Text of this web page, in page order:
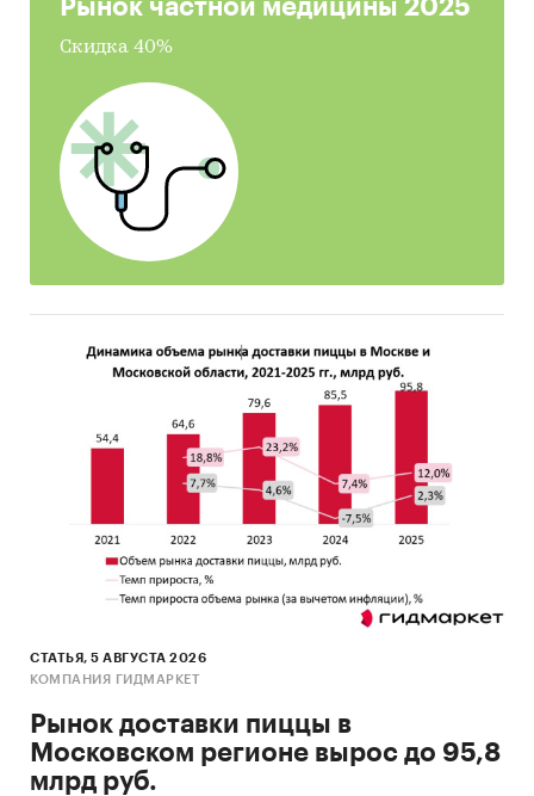
меда
• Рекомендации и выводы
Источники информации
• Базы данных государственных органов
статистики
• Базы данных федеральной налоговой службы
• Открытые источники (сайты, порталы)
• Отчетность эмитентов
• Сайты компаний
• Опросы участников рынка
• Архивы СМИ
• Региональные и федеральные СМИ
• Инсайдерские источники
• Специализированные аналитические
Потребительские товары / ... /
Продукты питания
/ Мед
Россия / Центральный федеральный округ
Москва
Россия / Центральный федеральный округ
Московская область
Рынок частной медицины 2025
Скидка 40%
СТАТЬЯ, 5 АВГУСТА 2026
КОМПАНИЯ ГИДМАРКЕТ
Рынок доставки пиццы в
Московском регионе вырос до 95,8
млрд руб.